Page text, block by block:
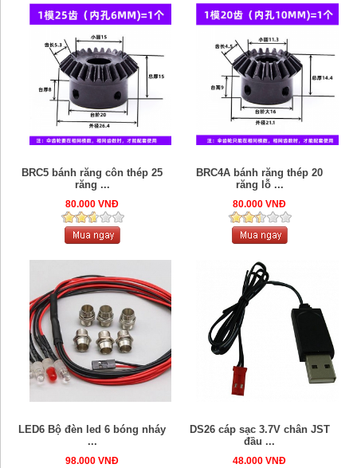
BRC5 bánh răng côn thép 25
răng ...
80.000 VNĐ
BRC4A bánh răng thép 20
răng lỗ ...
80.000 VNĐ
LED6 Bộ đèn led 6 bóng nháy
...
98.000 VNĐ
DS26 cáp sạc 3.7V chân JST
đầu ...
48.000 VNĐ